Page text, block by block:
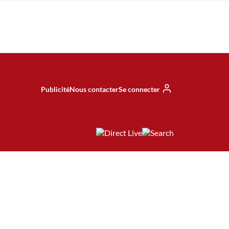
PublicitéNous contacterSe connecter